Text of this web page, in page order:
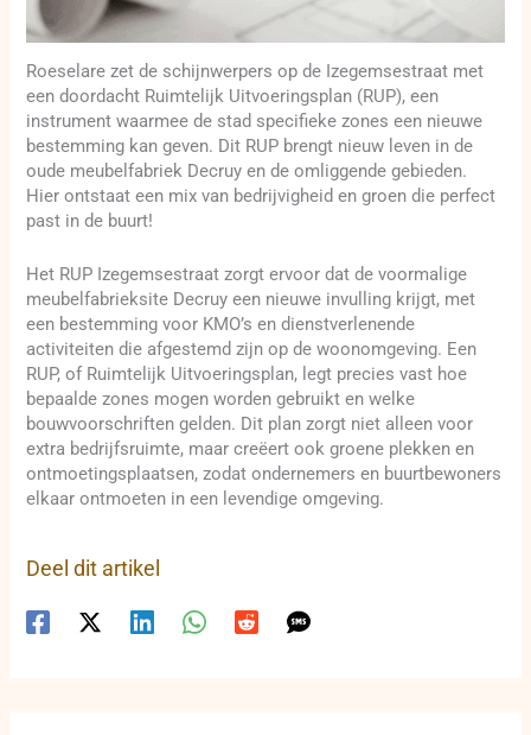
Roeselare zet de schijnwerpers op de Izegemsestraat met
een doordacht Ruimtelijk Uitvoeringsplan (RUP), een
instrument waarmee de stad specifieke zones een nieuwe
bestemming kan geven. Dit RUP brengt nieuw leven in de
oude meubelfabriek Decruy en de omliggende gebieden.
Hier ontstaat een mix van bedrijvigheid en groen die perfect
past in de buurt!
Het RUP Izegemsestraat zorgt ervoor dat de voormalige
meubelfabrieksite Decruy een nieuwe invulling krijgt, met
een bestemming voor KMO’s en dienstverlenende
activiteiten die afgestemd zijn op de woonomgeving. Een
RUP, of Ruimtelijk Uitvoeringsplan, legt precies vast hoe
bepaalde zones mogen worden gebruikt en welke
bouwvoorschriften gelden. Dit plan zorgt niet alleen voor
extra bedrijfsruimte, maar creëert ook groene plekken en
ontmoetingsplaatsen, zodat ondernemers en buurtbewoners
elkaar ontmoeten in een levendige omgeving.
Deel dit artikel